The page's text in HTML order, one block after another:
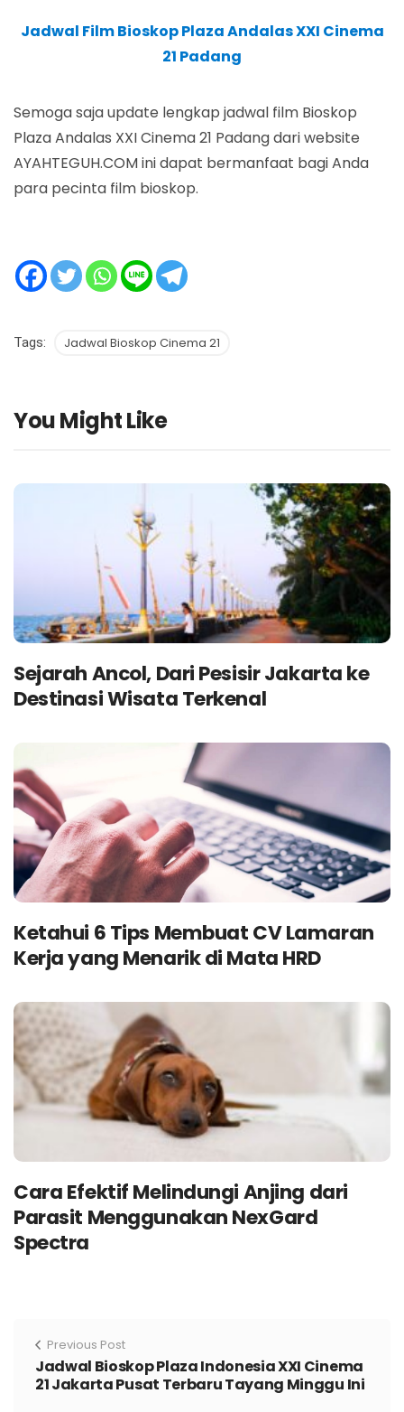
Jadwal Film Bioskop Plaza Andalas XXI Cinema
21 Padang
Semoga saja update lengkap jadwal film Bioskop
Plaza Andalas XXI Cinema 21 Padang dari website
AYAHTEGUH.COM ini dapat bermanfaat bagi Anda
para pecinta film bioskop.
Tags: Jadwal Bioskop Cinema 21
You Might Like
Sejarah Ancol, Dari Pesisir Jakarta ke
Destinasi Wisata Terkenal
Ketahui 6 Tips Membuat CV Lamaran
Kerja yang Menarik di Mata HRD
Cara Efektif Melindungi Anjing dari
Parasit Menggunakan NexGard
Spectra
Previous Post
Jadwal Bioskop Plaza Indonesia XXI Cinema
21 Jakarta Pusat Terbaru Tayang Minggu Ini